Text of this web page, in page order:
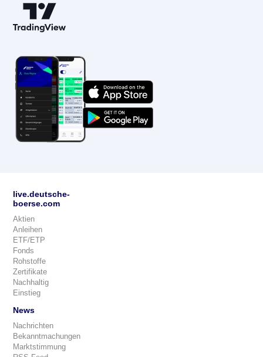
live.deutsche-
boerse.com
Aktien
Anleihen
ETF/ETP
Fonds
Rohstoffe
Zertifikate
Nachhaltig
Einstieg
News
Nachrichten
Bekanntmachungen
Marktstimmung